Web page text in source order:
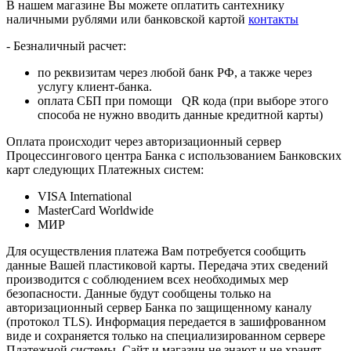
В нашем магазине Вы можете оплатить сантехнику
наличными рублями или банковской картой контакты
- Безналичный расчет:
по реквизитам через любой банк РФ, а также через
услугу клиент-банка.
оплата СБП при помощи QR кода (при выборе этого
способа не нужно вводить данные кредитной карты)
Оплата происходит через авторизационный сервер
Процессингового центра Банка с использованием Банковских
карт следующих Платежных систем:
VISA International
MasterCard Worldwide
МИР
Для осуществления платежа Вам потребуется сообщить
данные Вашей пластиковой карты. Передача этих сведений
производится с соблюдением всех необходимых мер
безопасности. Данные будут сообщены только на
авторизационный сервер Банка по защищенному каналу
(протокол TLS). Информация передается в зашифрованном
виде и сохраняется только на специализированном сервере